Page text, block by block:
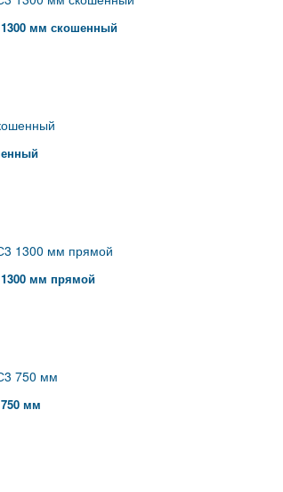
мм скошенный
мм прямой
мм